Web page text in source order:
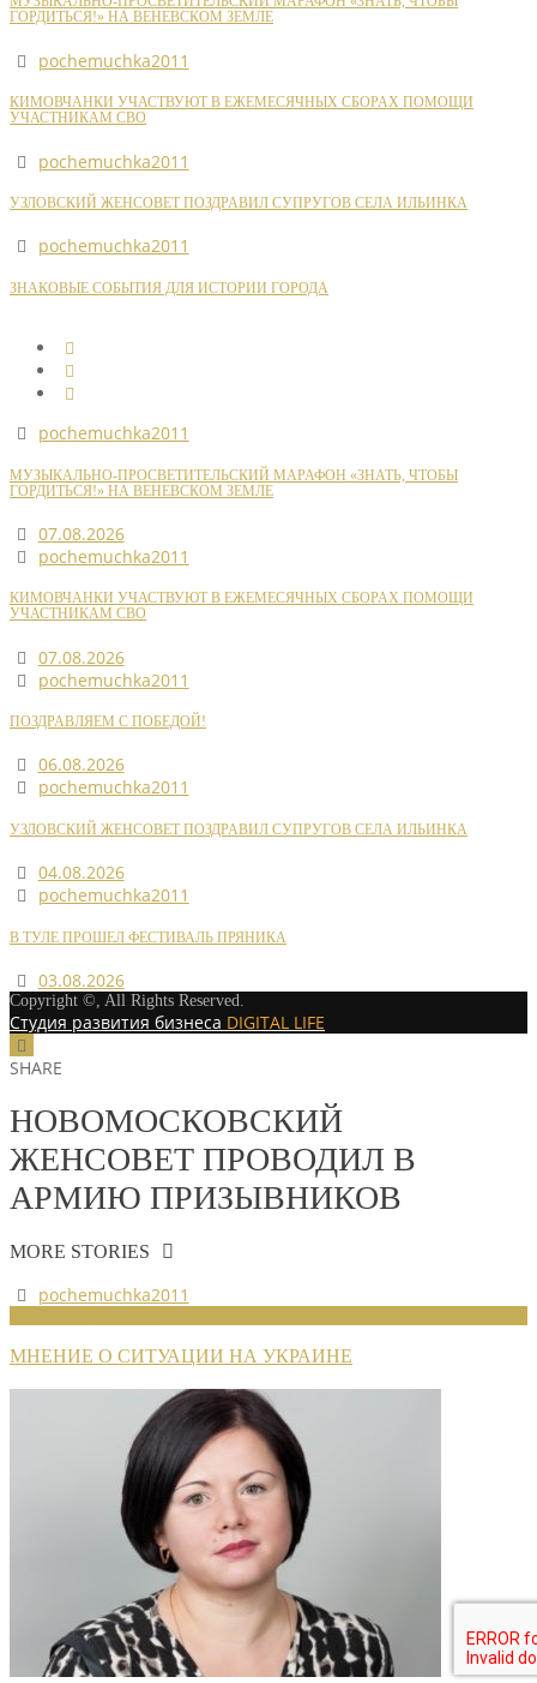
ГОРДИТЬСЯ!» НА ВЕНЕВСКОМ ЗЕМЛЕ
pochemuchka2011
КИМОВЧАНКИ УЧАСТВУЮТ В ЕЖЕМЕСЯЧНЫХ СБОРАХ ПОМОЩИ
УЧАСТНИКАМ СВО
pochemuchka2011
УЗЛОВСКИЙ ЖЕНСОВЕТ ПОЗДРАВИЛ СУПРУГОВ СЕЛА ИЛЬИНКА
pochemuchka2011
ЗНАКОВЫЕ СОБЫТИЯ ДЛЯ ИСТОРИИ ГОРОДА
pochemuchka2011
МУЗЫКАЛЬНО-ПРОСВЕТИТЕЛЬСКИЙ МАРАФОН «ЗНАТЬ, ЧТОБЫ
ГОРДИТЬСЯ!» НА ВЕНЕВСКОМ ЗЕМЛЕ
07.08.2026
pochemuchka2011
КИМОВЧАНКИ УЧАСТВУЮТ В ЕЖЕМЕСЯЧНЫХ СБОРАХ ПОМОЩИ
УЧАСТНИКАМ СВО
07.08.2026
pochemuchka2011
ПОЗДРАВЛЯЕМ С ПОБЕДОЙ!
06.08.2026
pochemuchka2011
УЗЛОВСКИЙ ЖЕНСОВЕТ ПОЗДРАВИЛ СУПРУГОВ СЕЛА ИЛЬИНКА
04.08.2026
pochemuchka2011
В ТУЛЕ ПРОШЕЛ ФЕСТИВАЛЬ ПРЯНИКА
03.08.2026
Copyright ©, All Rights Reserved.
Студия развития бизнеса DIGITAL LIFE
SHARE
НОВОМОСКОВСКИЙ
ЖЕНСОВЕТ ПРОВОДИЛ В
АРМИЮ ПРИЗЫВНИКОВ
MORE STORIES
pochemuchka2011
МНЕНИЕ О СИТУАЦИИ НА УКРАИНЕ